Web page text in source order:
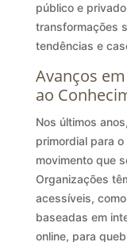
público e
transformações
tendências e
Avanços
ao
Nos últimos
primordial para
movimento que
Organizações
acessíveis,
baseadas em
online, para